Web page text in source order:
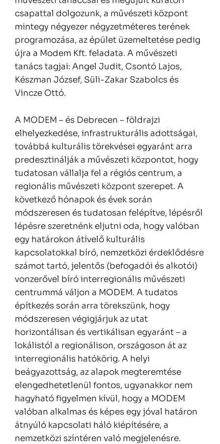
csapattal dolgozunk, a művészeti központ
mintegy négyezer négyzetméteres terének
programozása, az épület üzemeltetése pedig
újra a Modem Kft. feladata. A művészeti
tanács tagjai: Angel Judit, Csontó Lajos,
Készman József, Süli-Zakar Szabolcs és
Vincze Ottó.
A MODEM – és Debrecen – földrajzi
elhelyezkedése, infrastrukturális adottságai,
továbbá kulturális törekvései egyaránt arra
predesztinálják a művészeti központot, hogy
tudatosan vállalja fel a régiós centrum, a
regionális művészeti központ szerepet. A
következő hónapok és évek során
módszeresen és tudatosan felépítve, lépésről
lépésre szeretnénk eljutni oda, hogy valóban
egy határokon átívelő kulturális
kapcsolatokkal bíró, nemzetközi érdeklődésre
számot tartó, jelentős (befogadói és alkotói)
vonzerővel bíró interregionális művészeti
centrummá váljon a MODEM. A tudatos
építkezés során arra törekszünk, hogy
módszeresen végigjárjuk az utat
horizontálisan és vertikálisan egyaránt – a
lokálistól a regionálison, országoson át az
interregionális hatókörig. A helyi
beágyazottság, az alapok megteremtése
elengedhetetlenül fontos, ugyanakkor nem
hagyható figyelmen kívül, hogy a MODEM
valóban alkalmas és képes egy jóval határon
átnyúló kapcsolati háló kiépítésére, a
nemzetközi színtéren való megjelenésre.